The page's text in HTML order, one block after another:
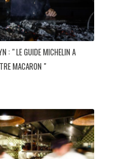
: " LE GUIDE MICHELIN A
MACARON "